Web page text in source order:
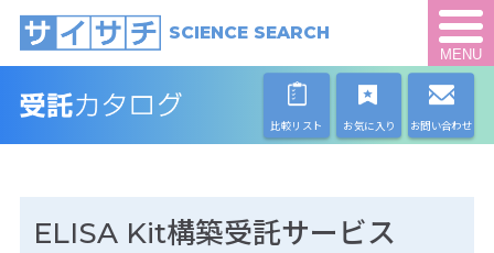
SCIENCE SEARCH
MENU
比較リスト お気に入り お問い合わせ
ELISA Kit構築受託サービス